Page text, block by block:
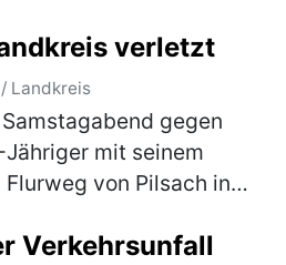
an d…(mehr)
verletzt
Landkreis
gegen
mit seinem
von Pilsach in
einer Unebenheit a…
Verkehrsunfall